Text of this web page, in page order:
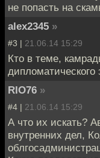
не попасть на
alex2345 »
#3 | 21.06.14 15:29
Кто в теме,
RIO76 »
#4 | 21.06.14 15:29
А что их искать?
внутренних дел,